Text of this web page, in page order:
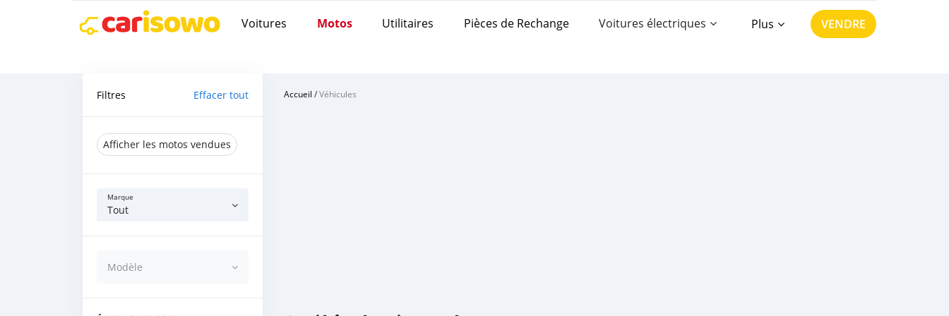
Voitures Motos Utilitaires Pièces de Rechange Voitures électriques Plus VENDRE
Filtres Effacer tout
Afficher les motos vendues
Marque
Tout
Modèle
Accueil /Véhicules